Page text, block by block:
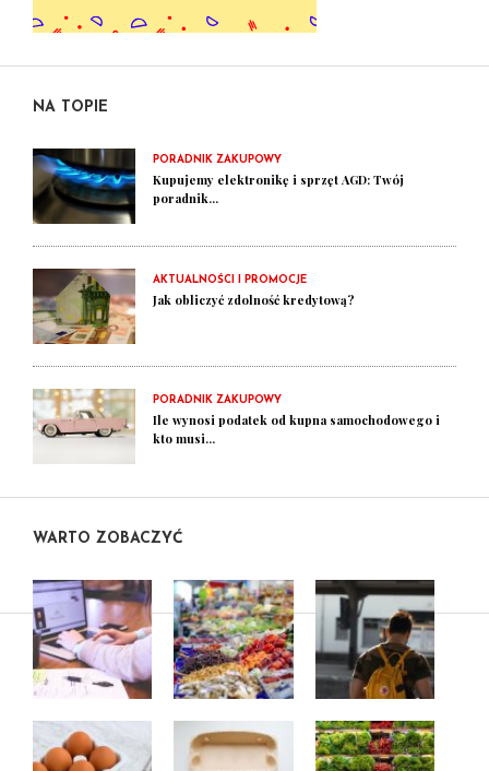
NA TOPIE
PORADNIK ZAKUPOWY
Kupujemy elektronikę i sprzęt AGD: Twój
poradnik...
AKTUALNOŚCI I PROMOCJE
Jak obliczyć zdolność kredytową?
PORADNIK ZAKUPOWY
Ile wynosi podatek od kupna samochodowego i
kto musi...
WARTO ZOBACZYĆ